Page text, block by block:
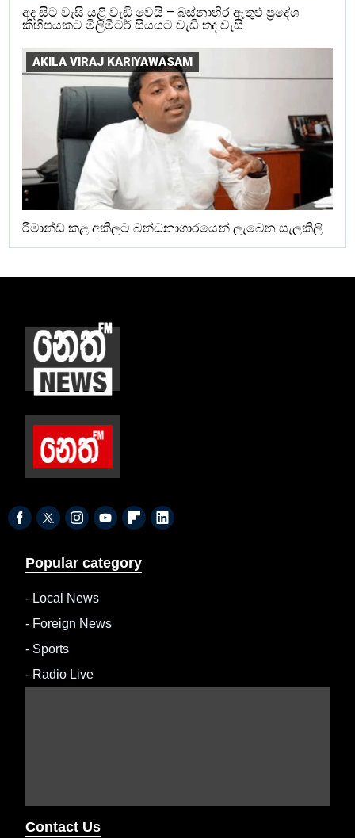
අද සිට වැසි යළි වැඩි වෙයි – බස්නාහිර ඇතුළු ප්‍රදේශ
කිහිපයකට මිලිමීටර් සියයට වැඩි තද වැසි
AKILA VIRAJ KARIYAWASAM
රිමාන්ඩ් කළ අකිලට බන්ධනාගාරයෙන් ලැබෙන සැලකිලි
Popular category
- Local News
- Foreign News
- Sports
- Radio Live
Contact Us